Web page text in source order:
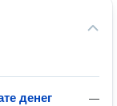
—
денег